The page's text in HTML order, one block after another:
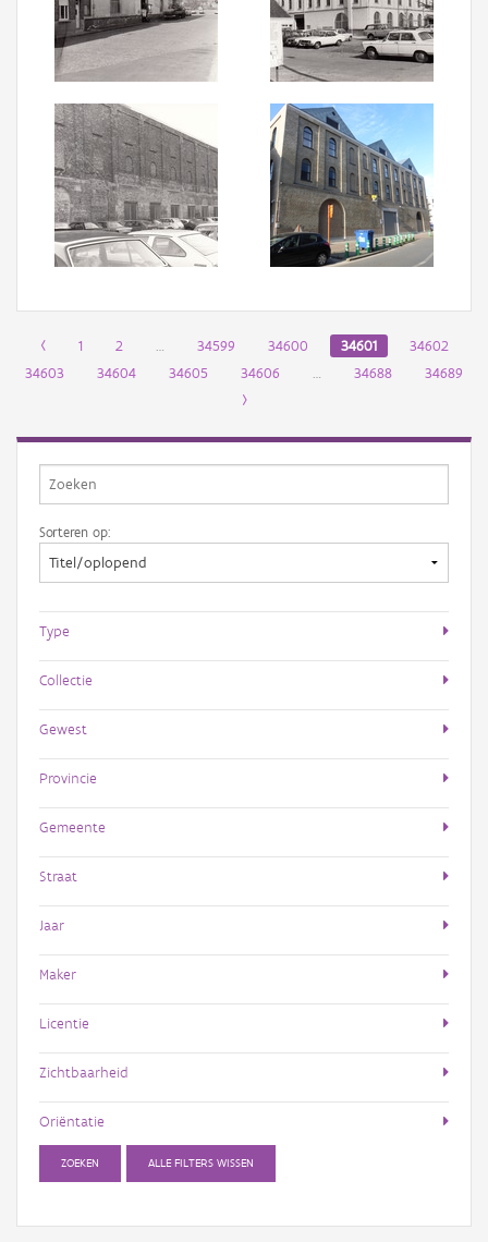
‹ 1 2 … 34599 34600 34601
34602
34603
34604 34605 34606 … 34688
34689
›
Sorteren op:
Type
Collectie
Gewest
Provincie
Gemeente
Straat
Jaar
Maker
Licentie
Zichtbaarheid
Oriëntatie
ZOEKEN ALLE FILTERS WISSEN